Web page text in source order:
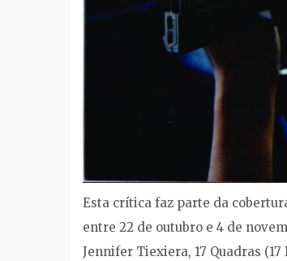
Esta crítica faz parte da
entre 22 de outubro e 4 de
Jennifer Tiexiera, 17 Quadras